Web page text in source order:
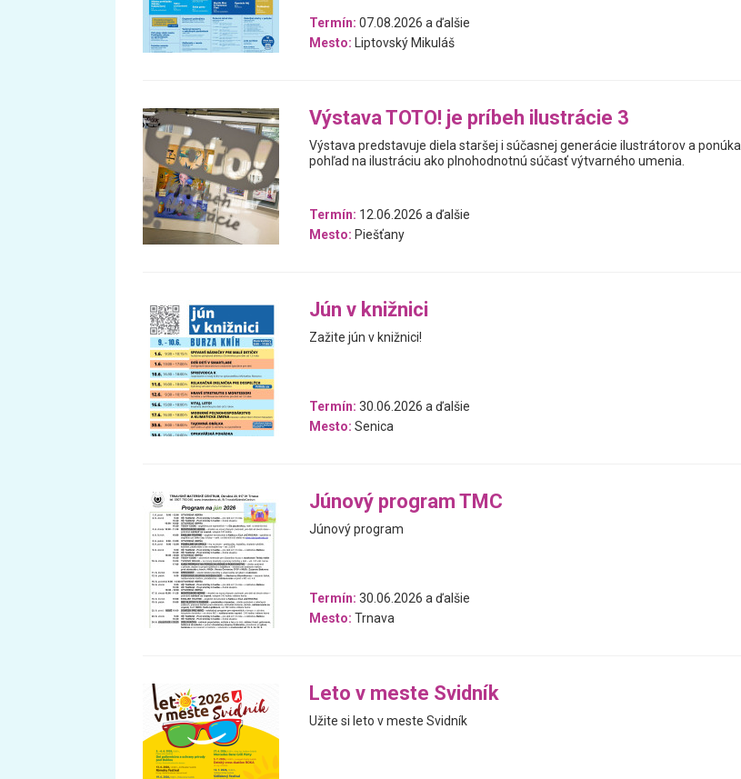
Termín: 07.08.2026 a ďalšie
Mesto: Liptovský Mikuláš
Výstava TOTO! je príbeh ilustrácie 3
Výstava predstavuje diela staršej i súčasnej generácie ilustrátorov a ponúka
pohľad na ilustráciu ako plnohodnotnú súčasť výtvarného umenia.
Termín: 12.06.2026 a ďalšie
Mesto: Piešťany
Jún v knižnici
Zažite jún v knižnici!
Termín: 30.06.2026 a ďalšie
Mesto: Senica
Júnový program TMC
Júnový program
Termín: 30.06.2026 a ďalšie
Mesto: Trnava
Leto v meste Svidník
Užite si leto v meste Svidník